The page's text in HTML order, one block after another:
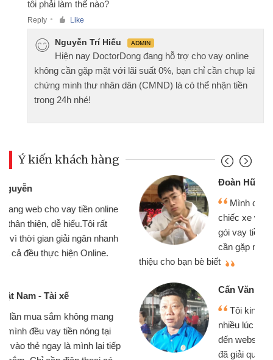
tôi phải làm thế nào?
Reply ● Like
Nguyễn Trí Hiếu ADMIN
Hiện nay DoctorDong đang hỗ trợ cho vay online
không cần gặp mặt với lãi suất 0%, bạn chỉ cần chụp lại
chứng minh thư nhân dân (CMND) là có thể nhận tiền
trong 24h nhé!
Ý kiến khách hàng
Đoàn Hữu Cảnh
Mình cần tiền gấp nên định cầm cố
chiếc xe wave nhưng thật may đã có
gói vay tiền bằng CMND online không
cần gặp mặt nên rất tiện lợi, sẽ giới
Cấn Văn Lực - Tạp hóa
Tôi kinh doanh buôn bán nhỏ lẻ
nhiều lúc cần vốn nhập hàng, nhờ biết
đến website qua bạn bè giới thiệu tôi
đã giải quyết được công việc của